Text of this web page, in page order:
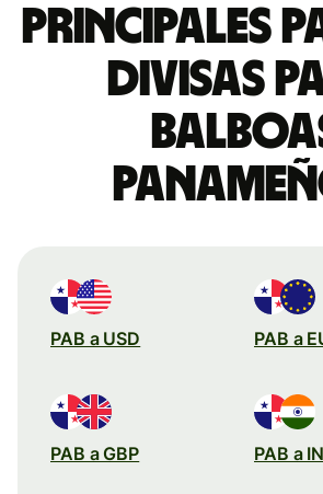
Principales
divisas
PAB a USD PAB a
PAB a GBP PAB a